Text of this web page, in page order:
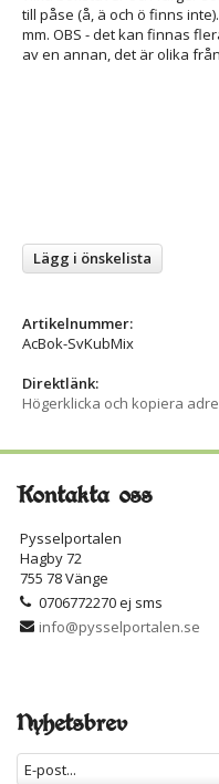
till påse (å, ä och ö finns
mm. OBS - det kan finnas
av en annan, det är olika
Lägg i önskelista
Artikelnummer:
AcBok-SvKubMix
Direktlänk:
Högerklicka och kopiera
Kontakta oss
Pysselportalen
Hagby 72
755 78 Vänge
0706772270 ej sms
info@pysselportalen.se
Nyhetsbrev